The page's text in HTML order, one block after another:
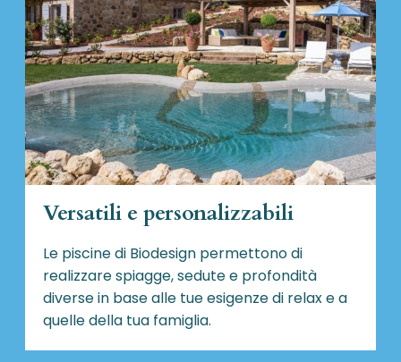
Versatili e personalizzabili
Le piscine di Biodesign permettono di
realizzare spiagge, sedute e profondità
diverse in base alle tue esigenze di relax e a
quelle della tua famiglia.